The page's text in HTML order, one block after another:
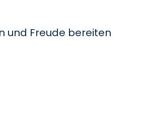
und Freude bereiten